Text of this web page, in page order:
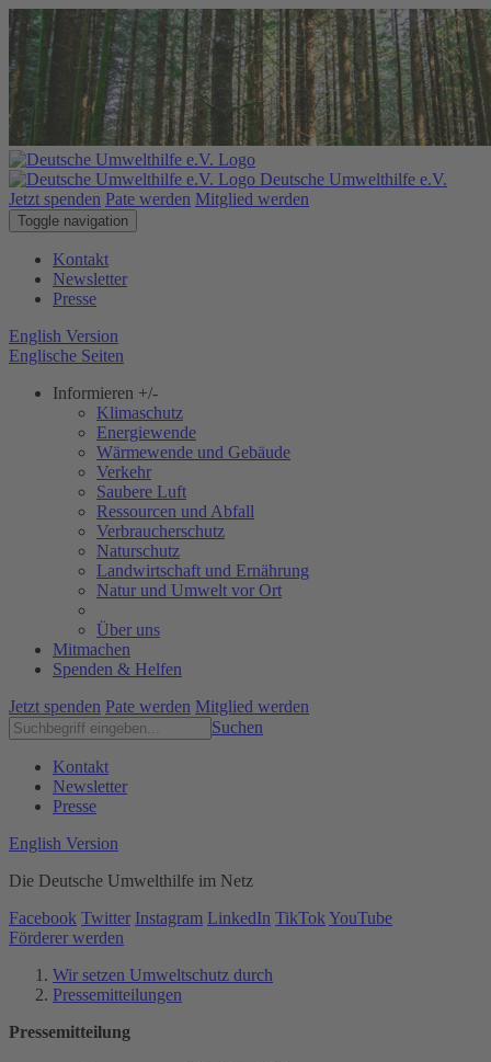
Deutsche Umwelthilfe e.V.
Jetzt spenden Pate werden Mitglied werden
Toggle navigation
Kontakt
Newsletter
Presse
English Version
Englische Seiten
Informieren +/-
Klimaschutz
Energiewende
Wärmewende und Gebäude
Verkehr
Saubere Luft
Ressourcen und Abfall
Verbraucherschutz
Naturschutz
Landwirtschaft und Ernährung
Natur und Umwelt vor Ort
Über uns
Mitmachen
Spenden & Helfen
Jetzt spenden Pate werden Mitglied werden
Suchen
Kontakt
Newsletter
Presse
English Version
Die Deutsche Umwelthilfe im Netz
Facebook Twitter Instagram LinkedIn TikTok YouTube
Förderer werden
Wir setzen Umweltschutz durch
Pressemitteilungen
Pressemitteilung